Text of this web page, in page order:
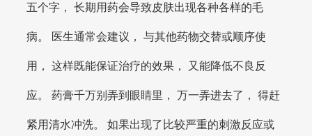
五个字， 长期用药会导致皮肤出现各种各样的毛
病。 医生通常会建议， 与其他药物交替或顺序使
用， 这样既能保证治疗的效果， 又能降低不良反
应。 药膏千万别弄到眼睛里， 万一弄进去了， 得赶
紧用清水冲洗。 如果出现了比较严重的刺激反应或